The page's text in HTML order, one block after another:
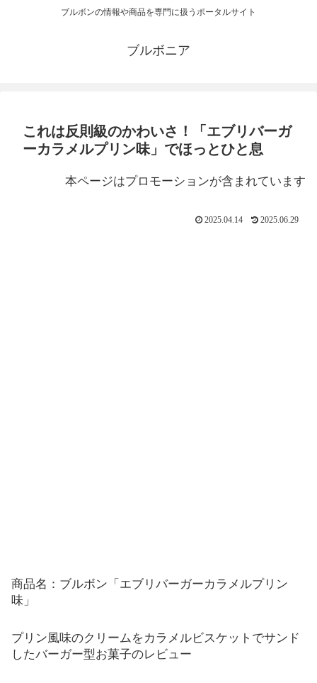
ブルボンの情報や商品を専門に扱うポータルサイト
ブルボニア
これは反則級のかわいさ！「エブリバーガ
ーカラメルプリン味」でほっとひと息
本ページはプロモーションが含まれています
2025.04.14 2025.06.29
商品名：ブルボン「エブリバーガーカラメルプリン
味」
プリン風味のクリームをカラメルビスケットでサンド
したバーガー型お菓子のレビュー